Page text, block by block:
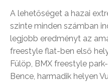
A lehetőséget a hazai
szinte minden számban
legjobb eredményt az
freestyle flat-ben első
Fülöp, BMX freestyle
Bence, harmadik helyen